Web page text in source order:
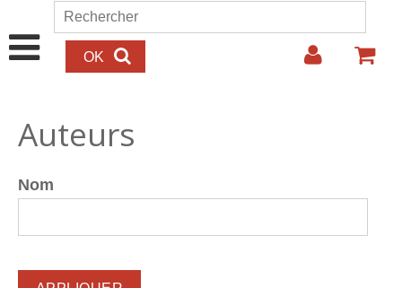
Aller au contenu principal
Formulaire de recherche
Rechercher
Auteurs
Nom